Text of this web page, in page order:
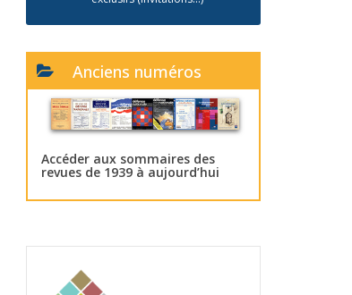
Anciens numéros
Accéder aux sommaires des
revues de 1939 à aujourd’hui